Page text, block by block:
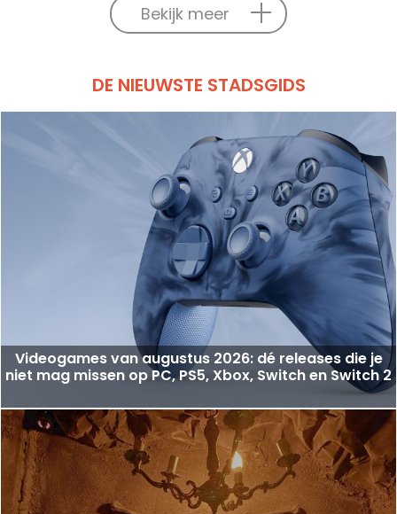
Bekijk meer
DE NIEUWSTE STADSGIDS
Videogames van augustus 2026: dé releases die je
niet mag missen op PC, PS5, Xbox, Switch en Switch 2